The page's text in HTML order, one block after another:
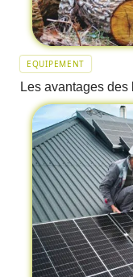
EQUIPEMENT
Les avantages